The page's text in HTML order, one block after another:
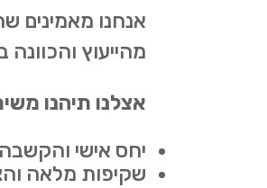
אנחנו מאמינים
מהייעוץ
אצלנו תיהנו
יחס אישי
שקיפות מלאה